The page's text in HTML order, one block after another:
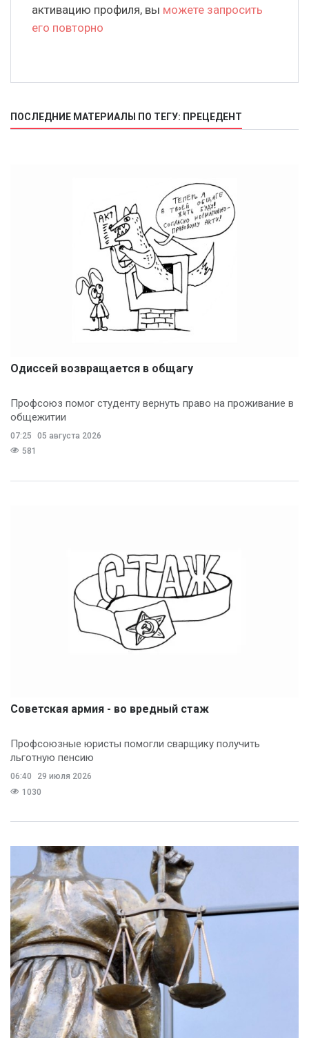
активацию профиля, вы можете запросить
его повторно
ПОСЛЕДНИЕ МАТЕРИАЛЫ ПО ТЕГУ: ПРЕЦЕДЕНТ
Одиссей возвращается в общагу
Профсоюз помог студенту вернуть право на проживание в
общежитии
07:25
05 августа 2026
581
Советская армия - во вредный стаж
Профсоюзные юристы помогли сварщику получить
льготную пенсию
06:40
29 июля 2026
1030